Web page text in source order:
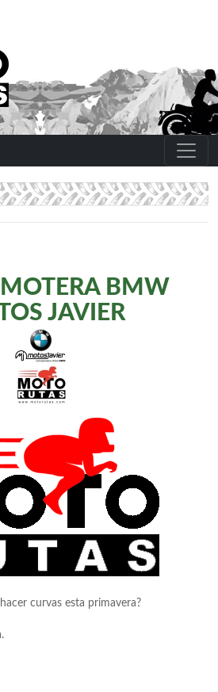
BMW
JAVIER
curvas esta primavera?